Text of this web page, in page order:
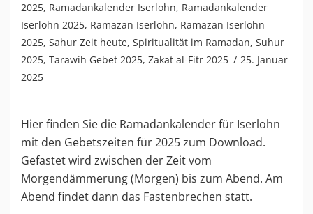
2025, Ramadankalender Iserlohn, Ramadankalender
Iserlohn 2025, Ramazan Iserlohn, Ramazan Iserlohn
2025, Sahur Zeit heute, Spiritualität im Ramadan, Suhur
2025, Tarawih Gebet 2025, Zakat al-Fitr 2025
25. Januar
2025
Hier finden Sie die Ramadankalender für Iserlohn
mit den Gebetszeiten für 2025 zum Download.
Gefastet wird zwischen der Zeit vom
Morgendämmerung (Morgen) bis zum Abend. Am
Abend findet dann das Fastenbrechen statt.